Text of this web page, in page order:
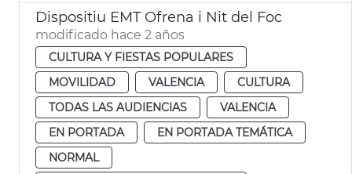
Dispositiu EMT Ofrena i Nit del Foc
modificado hace 2 años
CULTURA Y FIESTAS POPULARES
MOVILIDAD
VALENCIA
CULTURA
TODAS LAS AUDIENCIAS
VALENCIA
EN PORTADA
EN PORTADA TEMÁTICA
NORMAL